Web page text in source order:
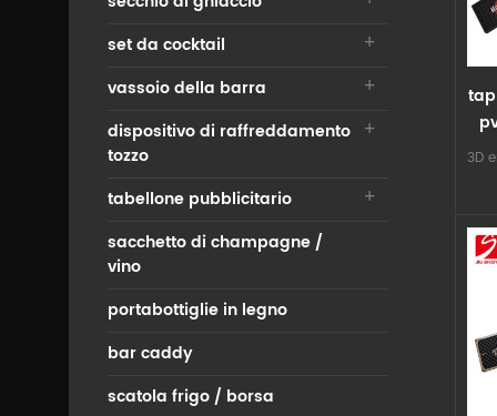
3D
set da cocktail
vassoio della barra
dispositivo di raffreddamento
tozzo
tabellone pubblicitario
sacchetto di champagne /
vino
portabottiglie in legno
bar caddy
scatola frigo / borsa